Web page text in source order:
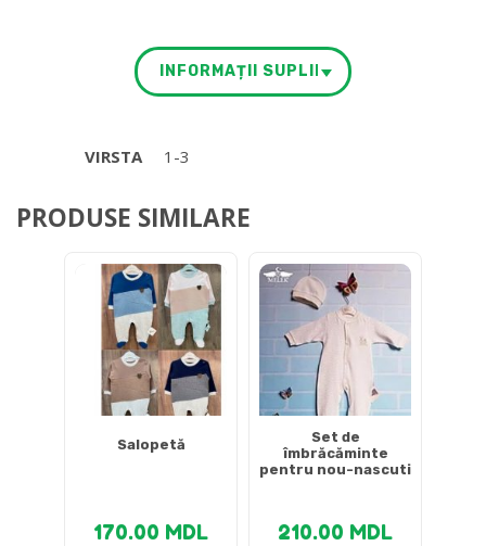
INFORMAȚII SUPLIMENTARE
VIRSTA 1-3
PRODUSE SIMILARE
Salopetă
170.00 MDL
Set de
îmbrăcăminte
pentru nou-nascuti
210.00 MDL